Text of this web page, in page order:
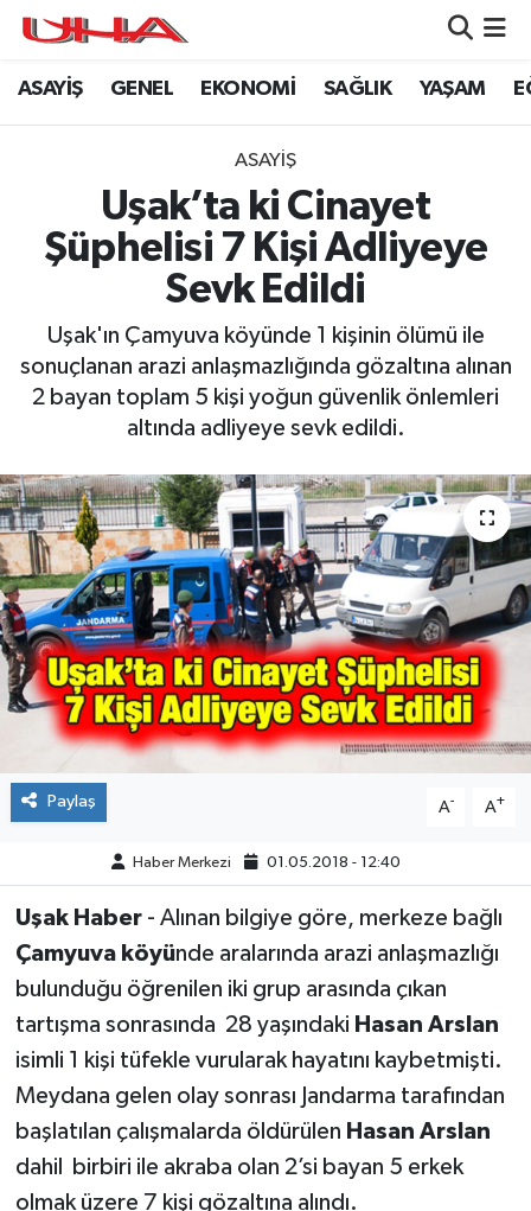
ASAYİŞ GENEL EKONOMİ SAĞLIK YAŞAM
ASAYİŞ
Uşak’ta ki Cinayet
Şüphelisi 7 Kişi Adliyeye
Sevk Edildi
Uşak'ın Çamyuva köyünde 1 kişinin ölümü ile
sonuçlanan arazi anlaşmazlığında gözaltına alınan
2 bayan toplam 5 kişi yoğun güvenlik önlemleri
altında adliyeye sevk edildi.
Paylaş A- A+
Haber Merkezi 01.05.2018 - 12:40
Uşak Haber- Alınan bilgiye göre, merkeze bağlı
Çamyuva köyünde aralarında arazi anlaşmazlığı
bulunduğu öğrenilen iki grup arasında çıkan
tartışma sonrasında 28 yaşındaki Hasan Arslan
isimli 1 kişi tüfekle vurularak hayatını kaybetmişti.
Meydana gelen olay sonrası Jandarma tarafından
başlatılan çalışmalarda öldürülen Hasan Arslan
dahil birbiri ile akraba olan 2’si bayan 5 erkek
olmak üzere 7 kişi gözaltına alındı.
ASAYİŞ
GENEL
YAŞAM
SAĞLIK
LEZETLERİMİZ
EĞİTİM
ÇEVRE
DÜNYA
HABERDE İNSAN
BİLİM VE TEKNOLOJİ
KAMPANYALAR
KÜLTÜR-SANAT
ÖZEL HABER
POLİTİKA
SİYASET
SPOR
Nöbetçi Eczaneler
Namaz Vakitleri
Trafik Durumu
Puan Durumu ve Fikstür
Tüm Manşetler
Haber Arşivi